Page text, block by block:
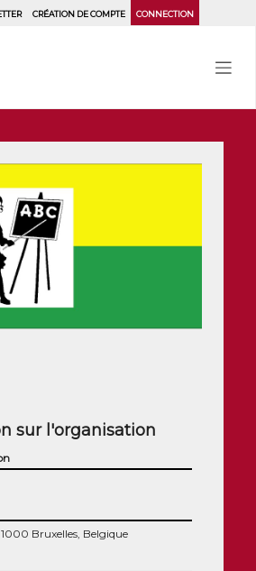
CRÉATION DE COMPTE CONNECTION
sur l'organisation
Bruxelles, Belgique